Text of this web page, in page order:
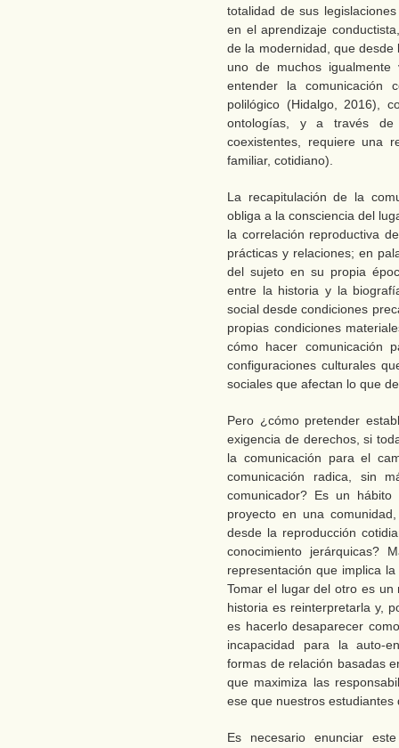
totalidad de sus
en el aprendizaje
de la modernidad, que
uno de muchos
entender la comunicación
polilógico (Hidalgo, 2016),
ontologías, y a través de
coexistentes, requiere una
familiar, cotidiano).
La recapitulación de la
obliga a la consciencia del
la correlación reproductiva
prácticas y relaciones; en
del sujeto en su propia
entre la historia y la
social desde condiciones
propias condiciones
cómo hacer comunicación
configuraciones culturales
sociales que afectan lo que
Pero ¿cómo pretender
exigencia de derechos, si
la comunicación para el
comunicación radica, sin
comunicador? Es un
proyecto en una
desde la reproducción
conocimiento jerárquicas?
representación que implica
Tomar el lugar del otro es
historia es reinterpretarla y,
es hacerlo desaparecer
incapacidad para la auto-
formas de relación basadas
que maximiza las
ese que nuestros estudiantes
Es necesario enunciar